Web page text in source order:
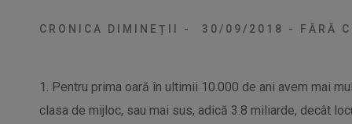
CRONICA DIMINEȚII - 30/09/2018 - FĂRĂ
1. Pentru prima oară în ultimii 10.000 de ani avem mai
clasa de mijloc, sau mai sus, adică 3.8 miliarde, decât